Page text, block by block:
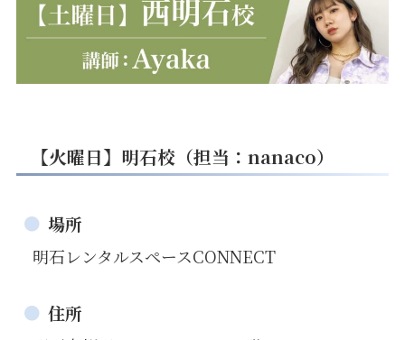
【火曜日】明石校（担当：nanaco）
場所
明石レンタルスペースCONNECT
住所